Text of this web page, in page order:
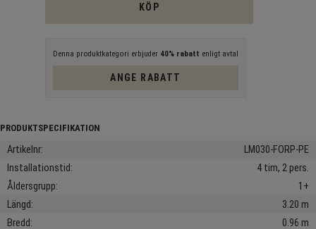
KÖP
Denna produktkategori erbjuder 40% rabatt enligt avtal
ANGE RABATT
Artikelnr
LM030-FORP-PE
Installationstid
4 tim, 2 pers.
Åldersgrupp
1+
Längd
3.20 m
Bredd
0.96 m